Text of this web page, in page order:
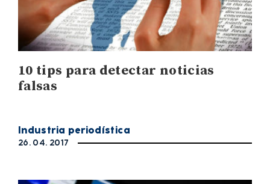
10 tips para detectar noticias
falsas
Industria periodística
26. 04. 2017